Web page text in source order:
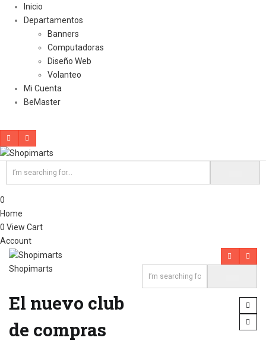
Inicio
Departamentos
Banners
Computadoras
Diseño Web
Volanteo
Mi Cuenta
BeMaster
0
Home
0 View Cart
Account
Shopimarts
El nuevo club
de compras